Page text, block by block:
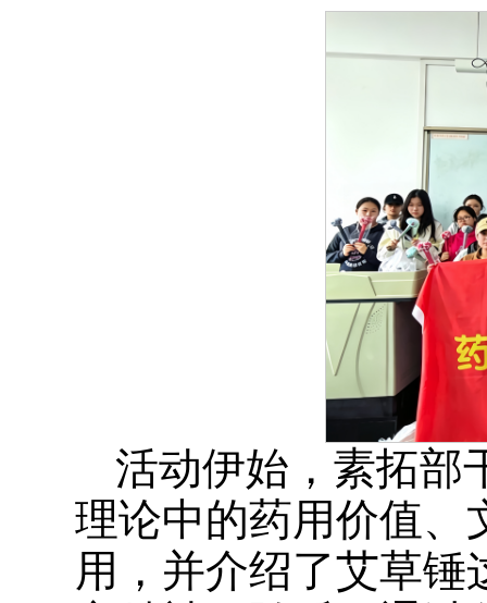
活动伊始，素拓部
理论中的药用价值、
用，并介绍了艾草